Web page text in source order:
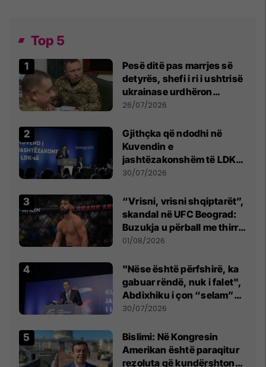
Top 5
Pesë ditë pas marrjes së
detyrës, shefi i ri i ushtrisë
ukrainase urdhëron
kontroll të madh
26/07/2026
Gjithçka që ndodhi në
Kuvendin e
jashtëzakonshëm të LDK-
së
30/07/2026
“Vrisni, vrisni shqiptarët”,
skandal në UFC Beograd:
Buzukja u përball me thirrje
anti-shqiptare nga
01/08/2026
"Nëse është përfshirë, ka
gabuar rëndë, nuk i falet",
Abdixhiku i çon “selam”
Përparim Ramës
30/07/2026
Bislimi: Në Kongresin
Amerikan është paraqitur
rezoluta që kundërshton